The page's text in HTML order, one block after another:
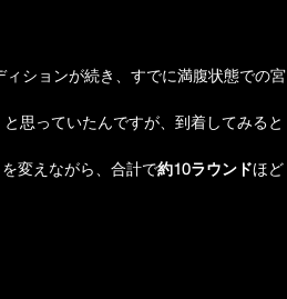
ションが続き、すでに満腹状態での宮
思っていたんですが、到着してみると
変えながら、合計で約10ラウンドほど